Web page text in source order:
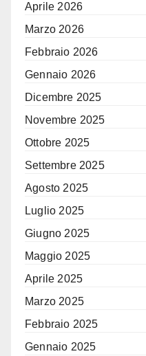
Aprile 2026
Marzo 2026
Febbraio 2026
Gennaio 2026
Dicembre 2025
Novembre 2025
Ottobre 2025
Settembre 2025
Agosto 2025
Luglio 2025
Giugno 2025
Maggio 2025
Aprile 2025
Marzo 2025
Febbraio 2025
Gennaio 2025